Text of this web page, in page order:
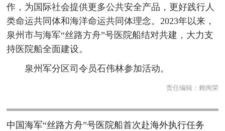
作，为国际社会提供更多公共安全产品，更好践行人
类命运共同体和海洋命运共同体理念。2023年以来，
泉州市与海军“丝路方舟”号医院船结对共建，大力支
持医院船全面建设。
泉州军分区司令员石伟林参加活动。
责任编辑： 赖闽荣
中国海军“丝路方舟”号医院船首次赴海外执行任务